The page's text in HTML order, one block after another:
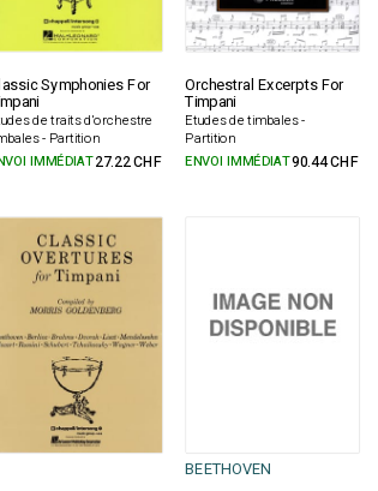
Symphonies For
de traits d'orchestre
- Partition
Orchestral Excerpts For
Timpani
Etudes de timbales -
Partition
IMMÉDIAT27.22 CHF ENVOI IMMÉDIAT90.44 CHF
BEETHOVEN